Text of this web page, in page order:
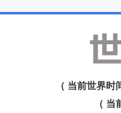
（ 当前世界
（ 当